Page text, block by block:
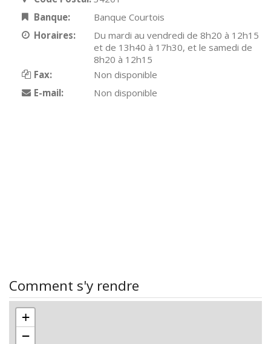
Banque:
Banque Courtois
Horaires:
Du mardi au vendredi de 8h20 à 12h15
et de 13h40 à 17h30, et le samedi de
8h20 à 12h15
Fax:
Non disponible
E-mail:
Non disponible
Comment s'y rendre
+
−